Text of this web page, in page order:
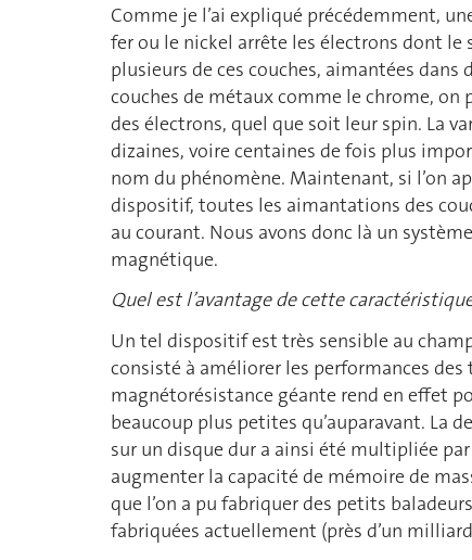
Comme je l’ai expliqué précédemment,
fer ou le nickel arrête les électrons dont
plusieurs de ces couches, aimantées
couches de métaux comme le chrome, on
des électrons, quel que soit leur spin. La
dizaines, voire centaines de fois plus
nom du phénomène. Maintenant, si l’on
dispositif, toutes les aimantations des
au courant. Nous avons donc là un
magnétique.
Quel est l’avantage de cette
Un tel dispositif est très sensible au
consisté à améliorer les performances des
magnétorésistance géante rend en effet
beaucoup plus petites qu’auparavant. La
sur un disque dur a ainsi été multipliée
augmenter la capacité de mémoire de
que l’on a pu fabriquer des petits
fabriquées actuellement (près d’un